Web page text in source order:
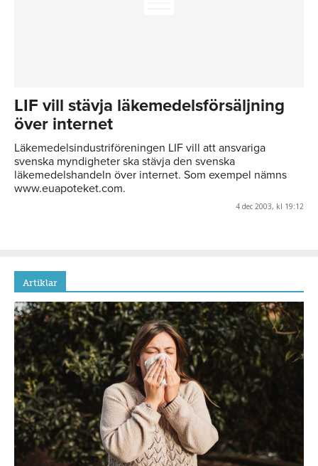
LIF vill stävja läkemedelsförsäljning
över internet
Läkemedelsindustriföreningen LIF vill att ansvariga
svenska myndigheter ska stävja den svenska
läkemedelshandeln över internet. Som exempel nämns
www.euapoteket.com.
4 dec 2003, kl 19:12
Artiklar